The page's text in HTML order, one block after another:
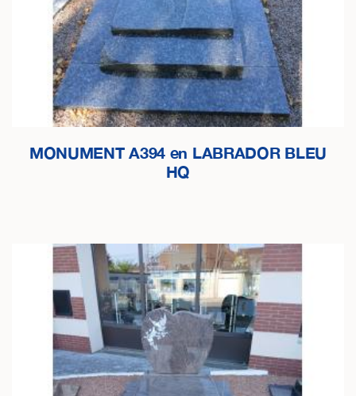
MONUMENT A394 en LABRADOR BLEU
HQ